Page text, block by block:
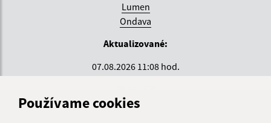
Používame cookies
Lumen
Ondava
Aktualizované:
07.08.2026 11:08 hod.